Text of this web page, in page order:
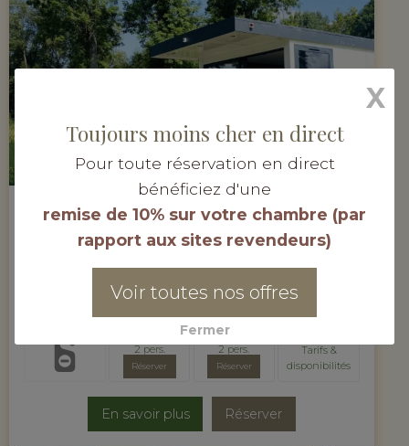
Chambre sur l'eau
lun. 10 août mar. 11 août
2 pers.
Réserver
mer. 12 août
2026
93,55 €
2 pers.
Réserver
Tarifs &
disponibilités
En savoir plus Réserver
X
Fermer
Toujours moins cher en direct
Pour toute réservation en direct
bénéficiez d'une
remise de 10% sur votre chambre (par
rapport aux sites revendeurs)
Voir toutes nos offres